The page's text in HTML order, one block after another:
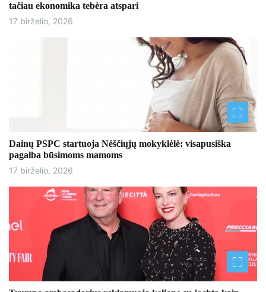
tačiau ekonomika tebėra atspari
17 birželio, 2026
Dainų PSPC startuoja Nėščiųjų mokyklėlė: visapusiška
pagalba būsimoms mamoms
17 birželio, 2026